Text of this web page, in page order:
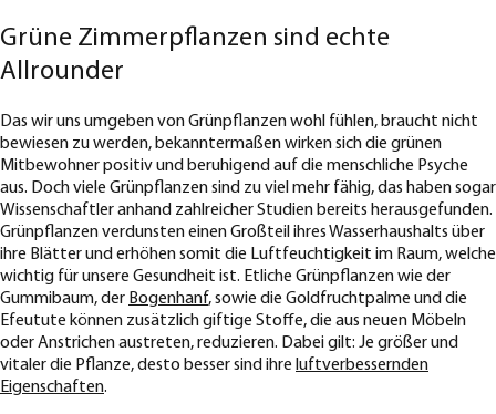
Grüne Zimmerpflanzen sind echte
Allrounder
Das wir uns umgeben von Grünpflanzen wohl fühlen, braucht nicht
bewiesen zu werden, bekanntermaßen wirken sich die grünen
Mitbewohner positiv und beruhigend auf die menschliche Psyche
aus. Doch viele Grünpflanzen sind zu viel mehr fähig, das haben sogar
Wissenschaftler anhand zahlreicher Studien bereits herausgefunden.
Grünpflanzen verdunsten einen Großteil ihres Wasserhaushalts über
ihre Blätter und erhöhen somit die Luftfeuchtigkeit im Raum, welche
wichtig für unsere Gesundheit ist. Etliche Grünpflanzen wie der
Gummibaum, der Bogenhanf, sowie die Goldfruchtpalme und die
Efeutute können zusätzlich giftige Stoffe, die aus neuen Möbeln
oder Anstrichen austreten, reduzieren. Dabei gilt: Je größer und
vitaler die Pflanze, desto besser sind ihre luftverbessernden
Eigenschaften.